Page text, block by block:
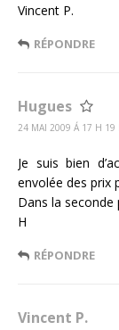
Vincent P.
RÉPONDRE
Hugues
24 MAI 2009 Á 17 H 19
Je suis bien
envolée des prix
Dans la seconde
H
RÉPONDRE
Vincent P.